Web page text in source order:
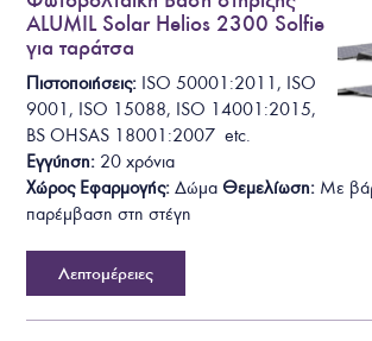
ALUMIL Solar Helios 2300 Solfie
για ταράτσα
Πιστοποιήσεις: ISO 50001:2011, ISO
9001, ISO 15088, ISO 14001:2015,
BS OHSAS 18001:2007 etc.
Εγγύηση: 20 χρόνια
Χώρος Εφαρμογής: Δώμα Θεμελίωση: Με
παρέμβαση στη στέγη
Λεπτομέρειες